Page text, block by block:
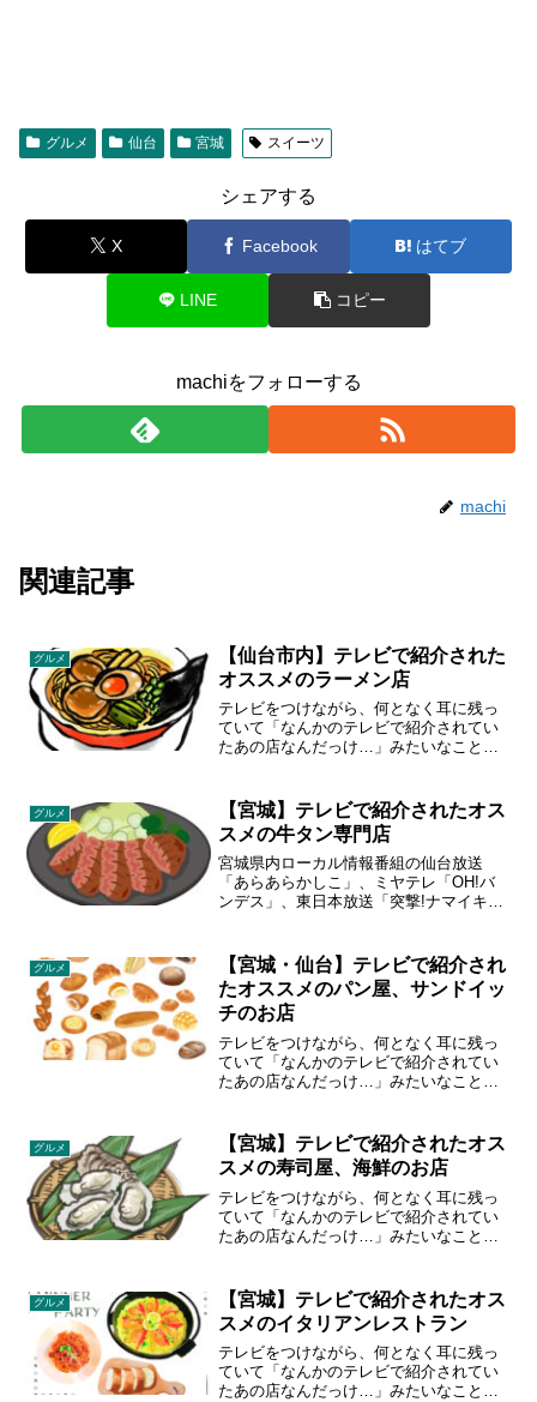
グルメ 仙台 宮城 スイーツ
シェアする
X Facebook はてブ
LINE コピー
machiをフォローする
machi
関連記事
グルメ
【仙台市内】テレビで紹介された
オススメのラーメン店
テレビをつけながら、何となく耳に残っ
ていて「なんかのテレビで紹介されてい
たあの店なんだっけ…」みたいなことあ
「OH!バンデス」で紹介された飲食店を
まとめてみました。
グルメ
【宮城】テレビで紹介されたオス
スメの牛タン専門店
宮城県内ローカル情報番組の仙台放送
「あらあらかしこ」、ミヤテレ「OH!バ
ンデス」、東日本放送「突撃!ナマイキ
ンがオススメのお店をご紹介していきま
す。
グルメ
【宮城・仙台】テレビで紹介され
たオススメのパン屋、サンドイッ
チのお店
テレビをつけながら、何となく耳に残っ
ていて「なんかのテレビで紹介されてい
たあの店なんだっけ…」みたいなことあ
「OH!バンデス」で紹介された飲食店を
まとめてみました。
グルメ
【宮城】テレビで紹介されたオス
スメの寿司屋、海鮮のお店
テレビをつけながら、何となく耳に残っ
ていて「なんかのテレビで紹介されてい
たあの店なんだっけ…」みたいなことあ
「OH!バンデス」で紹介された飲食店を
まとめてみました。
グルメ
【宮城】テレビで紹介されたオス
スメのイタリアンレストラン
テレビをつけながら、何となく耳に残っ
ていて「なんかのテレビで紹介されてい
たあの店なんだっけ…」みたいなことあ